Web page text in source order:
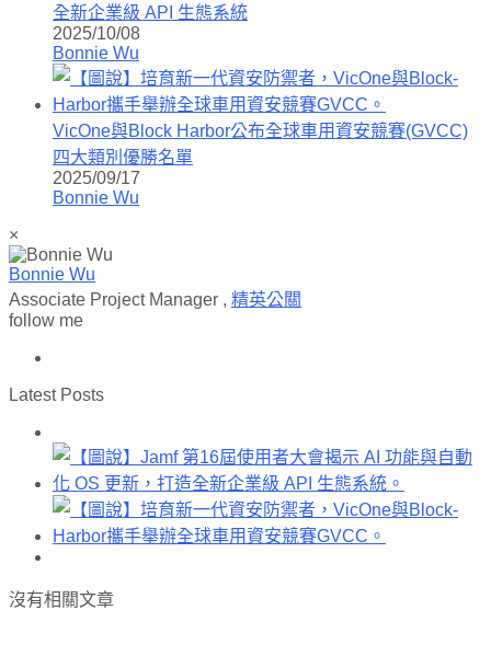
全新企業級 API 生態系統
2025/10/08
Bonnie Wu
VicOne與Block Harbor公布全球車用資安競賽(GVCC)
四大類別優勝名單
2025/09/17
Bonnie Wu
×
Bonnie Wu
Associate Project Manager , 精英公關
follow me
Latest Posts
沒有相關文章